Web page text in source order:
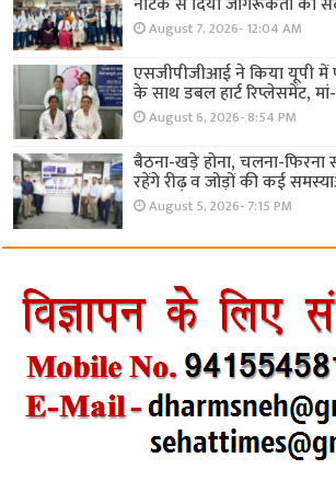
August 7, 2026- 12:04 AM
एसजीपीजीआई ने किया यूपी में
के साथ डबल हार्ट रिप्लेसमेंट,
August 6, 2026- 8:54 PM
बैठना-खड़े होना, चलना-फिरना
रहेंगे रीढ़ व जोड़ों की कई
August 5, 2026- 7:15 PM